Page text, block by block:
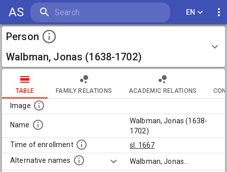
AS EN
Person
Walbman, Jonas (1638-1702)
TABLE FAMILY RELATIONS ACADEMIC RELATIONS
Image
Name
Walbman, Jonas (1638-
1702)
Time of enrollment
sl. 1667
Alternative names
Walbman, Jonas